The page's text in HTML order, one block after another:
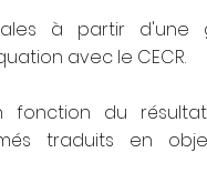
à partir d'une
avec le CECR.
fonction du
traduits en